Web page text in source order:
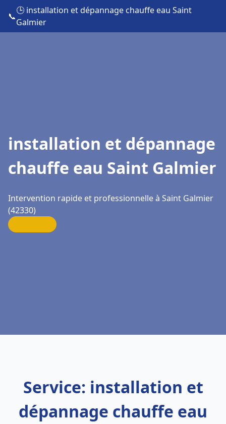
📞
🕒 installation et dépannage chauffe eau Saint
Galmier
installation et dépannage
chauffe eau Saint Galmier
Intervention rapide et professionnelle à Saint Galmier
(42330)
Service: installation et
dépannage chauffe eau